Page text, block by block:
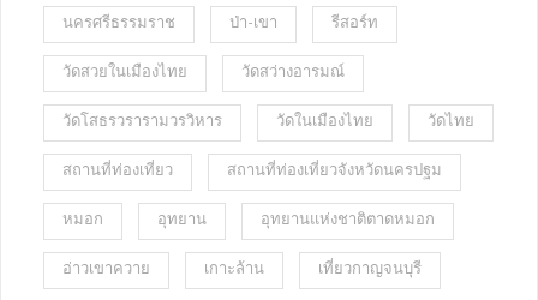
นครศรีธรรมราช ป่า-เขา รีสอร์ท
วัดสวยในเมืองไทย วัดสว่างอารมณ์
วัดโสธรวรารามวรวิหาร วัดในเมืองไทย วัดไทย
สถานที่ท่องเที่ยว สถานที่ท่องเที่ยวจังหวัดนครปฐม
หมอก อุทยาน อุทยานแห่งชาติตาดหมอก
อ่าวเขาควาย เกาะล้าน เที่ยวกาญจนบุรี